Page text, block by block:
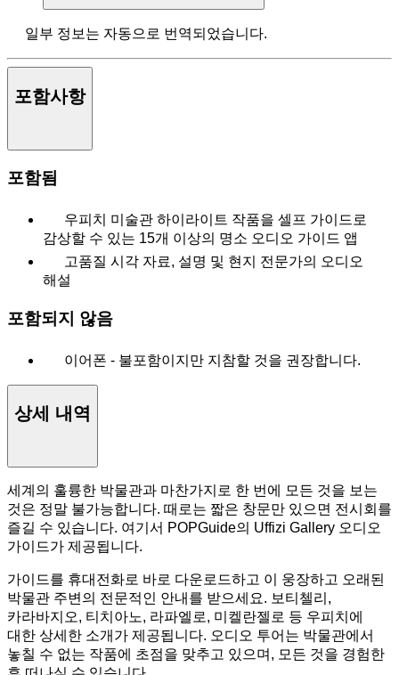
일부 정보는 자동으로 번역되었습니다.
포함사항
포함됨
우피치 미술관 하이라이트 작품을 셀프 가이드로
감상할 수 있는 15개 이상의 명소 오디오 가이드 앱
고품질 시각 자료, 설명 및 현지 전문가의 오디오
해설
포함되지 않음
이어폰 - 불포함이지만 지참할 것을 권장합니다.
상세 내역
세계의 훌륭한 박물관과 마찬가지로 한 번에 모든 것을 보는
것은 정말 불가능합니다. 때로는 짧은 창문만 있으면 전시회를
즐길 수 있습니다. 여기서 POPGuide의 Uffizi Gallery 오디오
가이드가 제공됩니다.
가이드를 휴대전화로 바로 다운로드하고 이 웅장하고 오래된
박물관 주변의 전문적인 안내를 받으세요. 보티첼리,
카라바지오, 티치아노, 라파엘로, 미켈란젤로 등 우피치에
대한 상세한 소개가 제공됩니다. 오디오 투어는 박물관에서
놓칠 수 없는 작품에 초점을 맞추고 있으며, 모든 것을 경험한